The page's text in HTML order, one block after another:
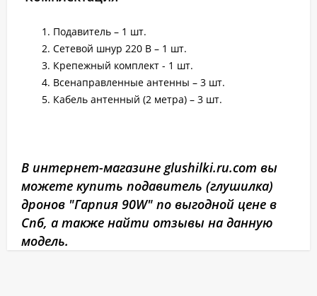
Подавитель – 1 шт.
Сетевой шнур 220 В – 1 шт.
Крепежный комплект - 1 шт.
Всенаправленные антенны – 3 шт.
Кабель антенный (2 метра) – 3 шт.
В интернет-магазине glushilki.ru.com вы
можете купить подавитель (глушилка)
дронов "Гарпия 90W" по выгодной цене в
Спб, а также найти отзывы на данную
модель.